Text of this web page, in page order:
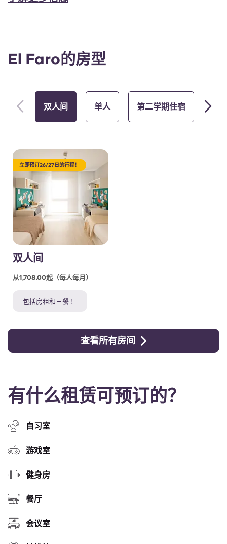
El Faro的房型
双人间 单人 第二学期住宿
立即预订26/27日的行程！
双人间
从1,708.00起（每人每月）
包括房租和三餐 ！
查看所有房间
有什么租赁可预订的？
自习室
游戏室
健身房
餐厅
会议室